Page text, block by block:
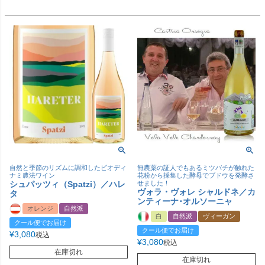
自然と季節のリズムに調和したビオディ
ナミ農法ワイン
シュパッツィ（Spatzi）／ハレ
タ
オレンジ
自然派
クール便でお届け
¥3,080税込
在庫切れ
無農薬の証人でもあるミツバチが触れた
花粉から採集した酵母でブドウを発酵さ
せました！
ヴォラ・ヴォレ シャルドネ／カ
ンティーナ･オルソーニャ
白 自然派
ヴィーガン
クール便でお届け
¥3,080税込
在庫切れ